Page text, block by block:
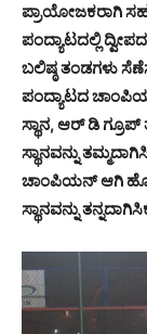
ಪ್ರಾಯೋಜಕರಾಗಿ
ಪಂದ್ಯಾಟದಲ್ಲಿ
ಬಲಿಷ್ಠ ತಂಡಗಳು
ಪಂದ್ಯಾಟದ
ಸ್ಥಾನ, ಆರ್ ಡಿ
ಸ್ಥಾನವನ್ನು
ಚಾಂಪಿಯನ್ ಆಗಿ
ಸ್ಥಾನವನ್ನು